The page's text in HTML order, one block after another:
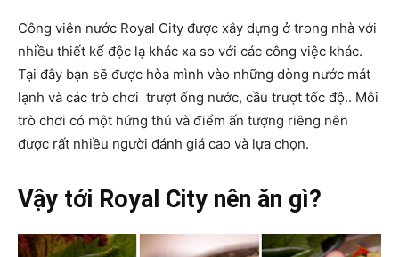
Công viên nước Royal City được xây dựng ở trong nhà với
nhiều thiết kế độc lạ khác xa so với các công việc khác.
Tại đây bạn sẽ được hòa mình vào những dòng nước mát
lạnh và các trò chơi trượt ống nước, cầu trượt tốc độ.. Mỗi
trò chơi có một hứng thú và điểm ấn tượng riêng nên
được rất nhiều người đánh giá cao và lựa chọn.
Vậy tới Royal City nên ăn gì?